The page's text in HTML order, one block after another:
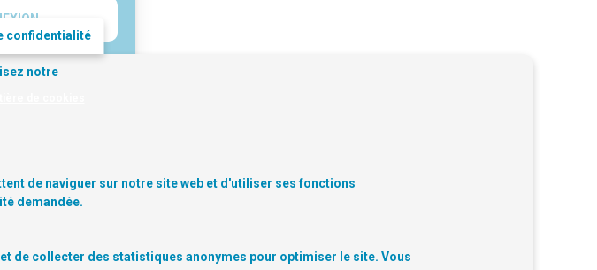
se connecter
confidentialité
notre
de naviguer sur notre site web et d'utiliser ses fonctions
demandée.
de collecter des statistiques anonymes pour optimiser le site. Vous